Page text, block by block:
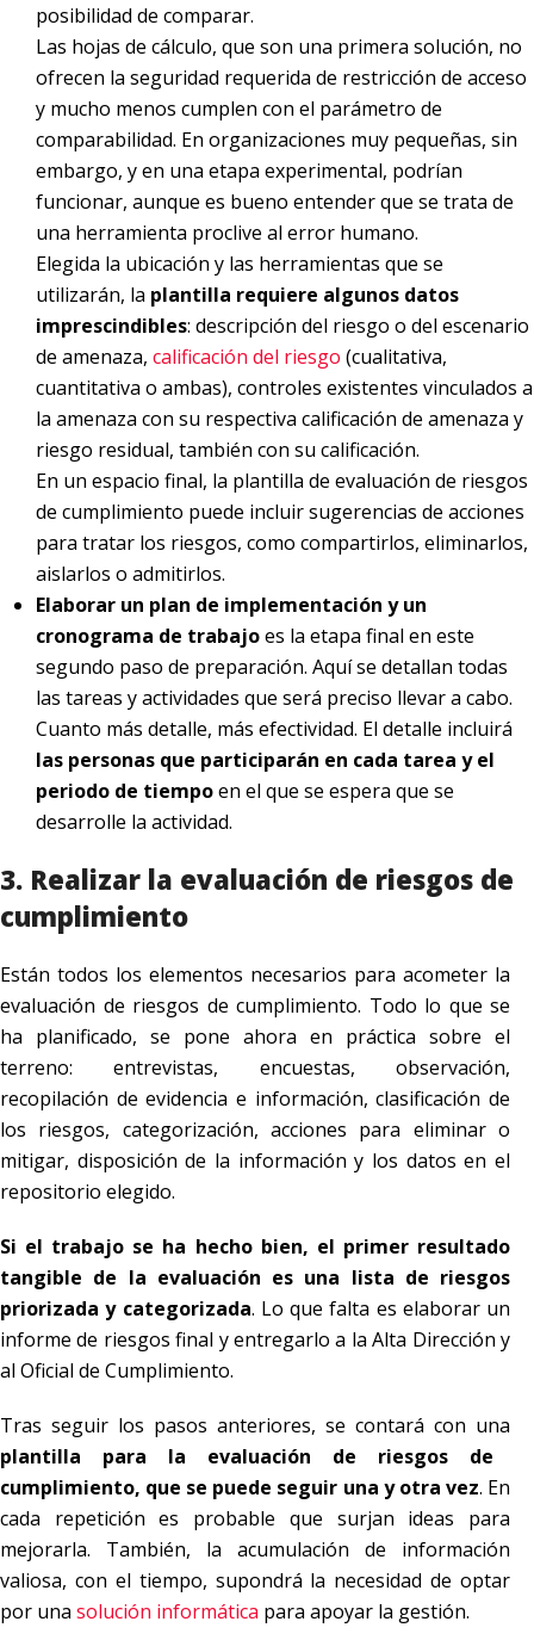
posibilidad de comparar.
Las hojas de cálculo, que son una primera solución, no
ofrecen la seguridad requerida de restricción de acceso
y mucho menos cumplen con el parámetro de
comparabilidad. En organizaciones muy pequeñas, sin
embargo, y en una etapa experimental, podrían
funcionar, aunque es bueno entender que se trata de
una herramienta proclive al error humano.
Elegida la ubicación y las herramientas que se
utilizarán, la plantilla requiere algunos datos
imprescindibles: descripción del riesgo o del escenario
de amenaza, calificación del riesgo (cualitativa,
cuantitativa o ambas), controles existentes vinculados a
la amenaza con su respectiva calificación de amenaza y
riesgo residual, también con su calificación.
En un espacio final, la plantilla de evaluación de riesgos
de cumplimiento puede incluir sugerencias de acciones
para tratar los riesgos, como compartirlos, eliminarlos,
aislarlos o admitirlos.
Elaborar un plan de implementación y un
cronograma de trabajoes la etapa final en este
segundo paso de preparación. Aquí se detallan todas
las tareas y actividades que será preciso llevar a cabo.
Cuanto más detalle, más efectividad. El detalle incluirá
las personas que participarán en cada tarea y el
periodo de tiempoen el que se espera que se
desarrolle la actividad.
3. Realizar la evaluación de riesgos de
cumplimiento
Están todos los elementos necesarios para acometer la
evaluación de riesgos de cumplimiento. Todo lo que se
ha planificado, se pone ahora en práctica sobre el
terreno: entrevistas, encuestas, observación,
recopilación de evidencia e información, clasificación de
los riesgos, categorización, acciones para eliminar o
mitigar, disposición de la información y los datos en el
repositorio elegido.
Si el trabajo se ha hecho bien, el primer resultado
tangible de la evaluación es una lista de riesgos
priorizada y categorizada. Lo que falta es elaborar un
informe de riesgos final y entregarlo a la Alta Dirección y
al Oficial de Cumplimiento.
Tras seguir los pasos anteriores, se contará con una
plantilla para la evaluación de riesgos de
cumplimiento, que se puede seguir una y otra vez. En
cada repetición es probable que surjan ideas para
mejorarla. También, la acumulación de información
valiosa, con el tiempo, supondrá la necesidad de optar
por una solución informática para apoyar la gestión.